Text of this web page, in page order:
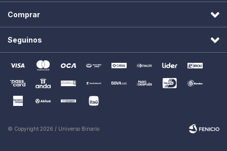
Comprar
Seguinos
© Copyright 2026 / Universo Binario